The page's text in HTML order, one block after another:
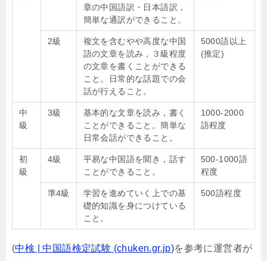
章の中国語訳・日本語訳，
簡単な通訳ができること。
2級
複文を含むやや高度な中国
語の文章を読み，３級程度
の文章を書くことができる
こと。日常的な話題での会
話が行えること。
5000語以上
(推定)
中
級
3級
基本的な文章を読み，書く
ことができること。簡単な
日常会話ができること。
1000-2000
語程度
初
級
4級
平易な中国語を聞き，話す
ことができること。
500-1000語
程度
準4級
学習を進めていく上での基
礎的知識を身につけている
こと。
500語程度
(中検 | 中国語検定試験 (chuken.gr.jp)を参考に運営者が